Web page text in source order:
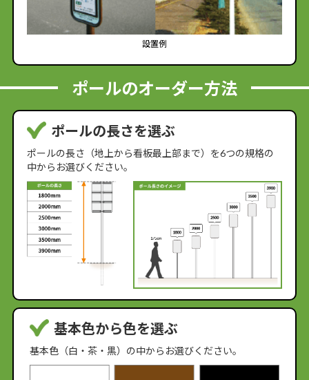
設置例
ポールのオーダー方法
ポールの長さを選ぶ
ポールの長さ（地上から看板最上部まで）を6つの規格の
中からお選びください。
基本色から色を選ぶ
基本色（白・茶・黒）の中からお選びください。